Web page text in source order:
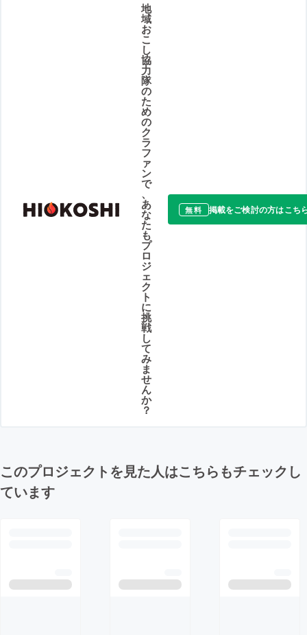
地
域
お
こ
し
協
力
隊
の
た
め
の
ク
ラ
フ
ァ
ン
で
、
あ
な
た
も
プ
ロ
ジ
ェ
ク
ト
に
挑
戦
し
て
み
ま
せ
ん
か
？
無料 掲載をご検討の方はこち
このプロジェクトを見た人はこちらもチェックし
ています